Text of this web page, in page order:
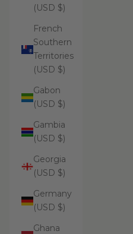
(USD $)
French
Southern
Territories
(USD $)
Gabon
(USD $)
Gambia
(USD $)
Georgia
(USD $)
Germany
(USD $)
Ghana